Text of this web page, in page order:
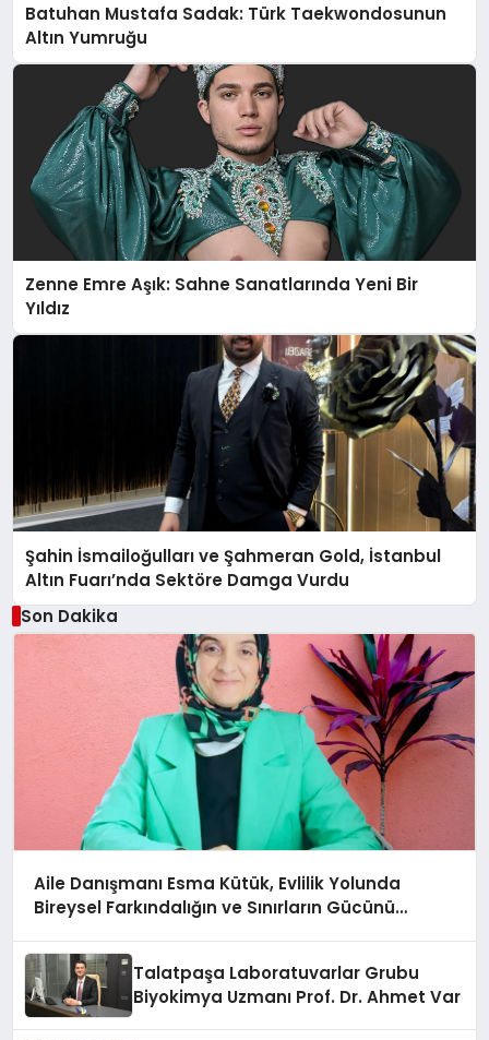
Batuhan Mustafa Sadak: Türk Taekwondosunun
Altın Yumruğu
Zenne Emre Aşık: Sahne Sanatlarında Yeni Bir
Yıldız
Şahin İsmailoğulları ve Şahmeran Gold, İstanbul
Altın Fuarı’nda Sektöre Damga Vurdu
Son Dakika
Aile Danışmanı Esma Kütük, Evlilik Yolunda
Bireysel Farkındalığın ve Sınırların Gücünü
Talatpaşa Laboratuvarlar Grubu
Biyokimya Uzmanı Prof. Dr. Ahmet Var